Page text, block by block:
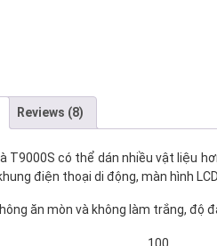
Reviews (8)
T9000S có thể dán nhiều vật liệu
điện thoại di động, màn hình
ăn mòn và không làm trắng, độ